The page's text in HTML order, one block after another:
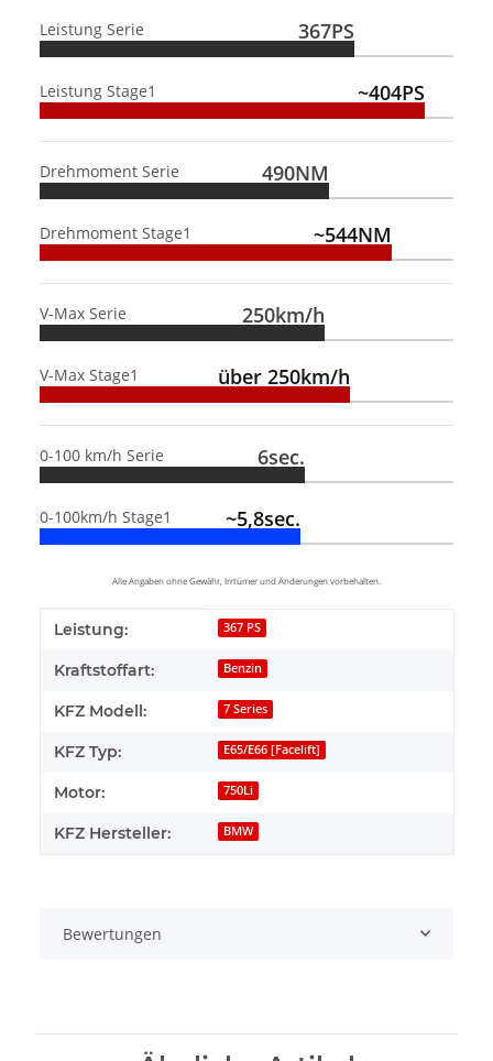
Leistung Serie 367PS
Leistung Stage1 ~404PS
Drehmoment Serie 490NM
Drehmoment Stage1 ~544NM
V-Max Serie 250km/h
V-Max Stage1 über 250km/h
0-100 km/h Serie 6sec.
0-100km/h Stage1 ~5,8sec.
Alle Angaben ohne Gewähr, Irrtümer und Änderungen vorbehalten.
Produkteigenschaft
Wert
Leistung: 367 PS
Kraftstoffart: Benzin
KFZ Modell: 7 Series
KFZ Typ: E65/E66 [Facelift]
Motor: 750Li
KFZ Hersteller: BMW
Bewertungen